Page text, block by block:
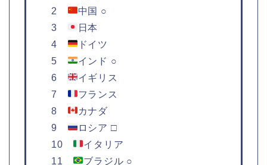
2
中国 ○
3
日本
4
ドイツ
5
インド ○
6
イギリス
7
フランス
8
カナダ
9
ロシア □
10
イタリア
11
ブラジル ○